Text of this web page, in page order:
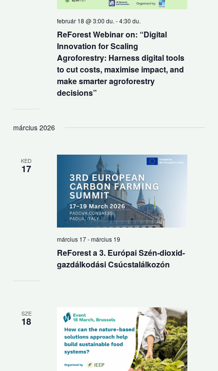
ReForest Webinar on: “Digital
Innovation for Scaling
Agroforestry: Harness digital tools
to cut costs, maximise impact, and
make smarter agroforestry
decisions”
február 18 @ 3:00 du. -4:30 du.
március 2026
KED
17
ReForest a 3. Európai Szén-dioxid-
gazdálkodási Csúcstalálkozón
március 17-március 19
SZE
18